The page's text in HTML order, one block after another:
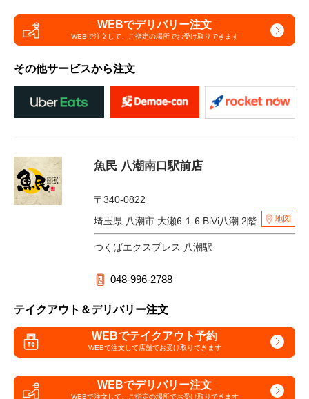
WEBでデリバリー注文
WEBで注文して、 ご指定の場所でお受け取りできます
その他サービスから注文
魚民 八潮南口駅前店
〒340-0822
埼玉県 八潮市 大瀬6-1-6 BiVi八潮 2階
地図
つくばエクスプレス 八潮駅
048-996-2788
テイクアウト＆デリバリー注文
WEBでテイクアウト予約
WEBで注文して店舗でお受け取りできます
WEBでデリバリー注文
WEBで注文して、 ご指定の場所でお受け取りできます